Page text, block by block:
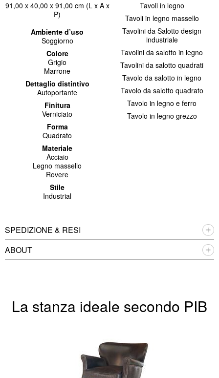
91,00 x 40,00 x 91,00 cm (L x A x
P)
Ambiente d’uso
Soggiorno
Colore
Grigio
Marrone
Dettaglio distintivo
Autoportante
Finitura
Verniciato
Forma
Quadrato
Materiale
Acciaio
Legno massello
Rovere
Stile
Industrial
Tavoli in legno
Tavoli in legno massello
Tavolini da Salotto design
industriale
Tavolini da salotto in legno
Tavolini da salotto quadrati
Tavolo da salotto in legno
Tavolo da salotto quadrato
Tavolo in legno e ferro
Tavolo in legno grezzo
SPEDIZIONE & RESI
ABOUT
La stanza ideale secondo PIB